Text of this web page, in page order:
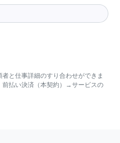
と仕事詳細のすり合わせができま
前払い決済（本契約）→サービスの